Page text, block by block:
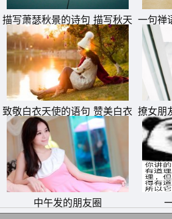
10、世界上的人虽多，但在下雨的深
只有一个。
描写萧瑟秋景的诗句 描写秋天
萧瑟秋季的诗句
一句禅
致敬白衣天使的语句 赞美白衣
天使一句话
撩女朋
中午发的朋友圈